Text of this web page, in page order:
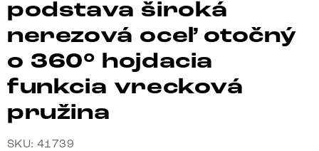
podstava široká
nerezová oceľ otočný
o 360° hojdacia
funkcia vrecková
pružina
SKU: 41739